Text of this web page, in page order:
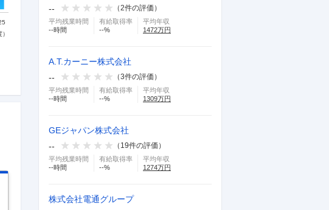
--
（2件の評価）
平均残業時間
--時間
有給取得率
--%
平均年収
1472万円
A.T.カーニー株式会社
--
（3件の評価）
平均残業時間
--時間
有給取得率
--%
平均年収
1309万円
GEジャパン株式会社
--
（ 19件の評価）
平均残業時間
--時間
有給取得率
--%
平均年収
1274万円
株式会社電通グループ